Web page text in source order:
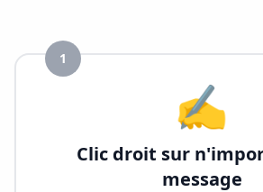
1
✍️
Clic droit sur
message